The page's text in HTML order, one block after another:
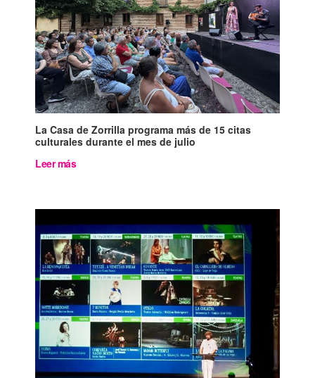
La Casa de Zorrilla programa más de 15 citas
culturales durante el mes de julio
Leer más